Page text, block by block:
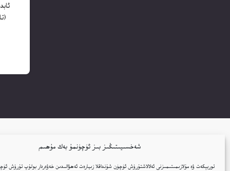
شەخسىيىتىڭىز بىز ئۈچۈنمۇ بەك مۇھىم
توربېكەت ۋە مۇلازىمىتىمىزنى ئەلالاشتۇرۇش ئۈچۈن شۇنداقلا زىيارەت ئەھۋالىدىن خەۋەردار بولۇپ تۇرۇش